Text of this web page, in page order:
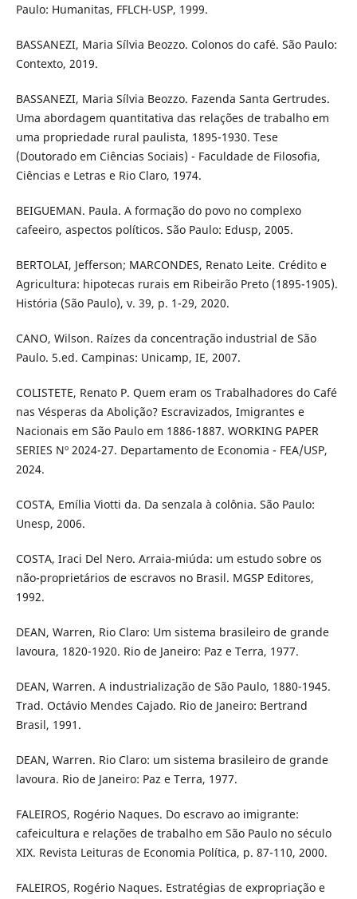
Paulo: Humanitas, FFLCH-USP, 1999.
BASSANEZI, Maria Sílvia Beozzo. Colonos do café. São Paulo:
Contexto, 2019.
BASSANEZI, Maria Sílvia Beozzo. Fazenda Santa Gertrudes.
Uma abordagem quantitativa das relações de trabalho em
uma propriedade rural paulista, 1895-1930. Tese
(Doutorado em Ciências Sociais) - Faculdade de Filosofia,
Ciências e Letras e Rio Claro, 1974.
BEIGUEMAN. Paula. A formação do povo no complexo
cafeeiro, aspectos políticos. São Paulo: Edusp, 2005.
BERTOLAI, Jefferson; MARCONDES, Renato Leite. Crédito e
Agricultura: hipotecas rurais em Ribeirão Preto (1895-1905).
História (São Paulo), v. 39, p. 1-29, 2020.
CANO, Wilson. Raízes da concentração industrial de São
Paulo. 5.ed. Campinas: Unicamp, IE, 2007.
COLISTETE, Renato P. Quem eram os Trabalhadores do Café
nas Vésperas da Abolição? Escravizados, Imigrantes e
Nacionais em São Paulo em 1886-1887. WORKING PAPER
SERIES Nº 2024-27. Departamento de Economia - FEA/USP,
2024.
COSTA, Emília Viotti da. Da senzala à colônia. São Paulo:
Unesp, 2006.
COSTA, Iraci Del Nero. Arraia-miúda: um estudo sobre os
não-proprietários de escravos no Brasil. MGSP Editores,
1992.
DEAN, Warren, Rio Claro: Um sistema brasileiro de grande
lavoura, 1820-1920. Rio de Janeiro: Paz e Terra, 1977.
DEAN, Warren. A industrialização de São Paulo, 1880-1945.
Trad. Octávio Mendes Cajado. Rio de Janeiro: Bertrand
Brasil, 1991.
DEAN, Warren. Rio Claro: um sistema brasileiro de grande
lavoura. Rio de Janeiro: Paz e Terra, 1977.
FALEIROS, Rogério Naques. Do escravo ao imigrante:
cafeicultura e relações de trabalho em São Paulo no século
XIX. Revista Leituras de Economia Política, p. 87-110, 2000.
FALEIROS, Rogério Naques. Estratégias de expropriação e